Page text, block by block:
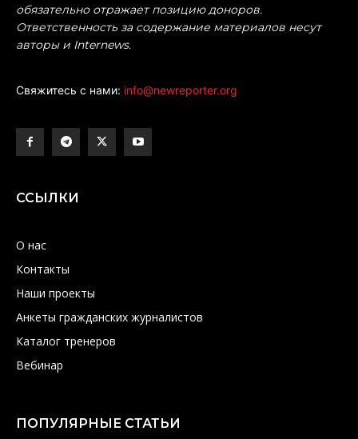
обязательно отражает позицию доноров.
Ответственность за содержание материалов несут
авторы и Internews.
Свяжитесь с нами: info@newreporter.org
ССЫЛКИ
О нас
Контакты
Наши проекты
Анкеты гражданских журналистов
Каталог тренеров
Вебинар
ПОПУЛЯРНЫЕ СТАТЬИ